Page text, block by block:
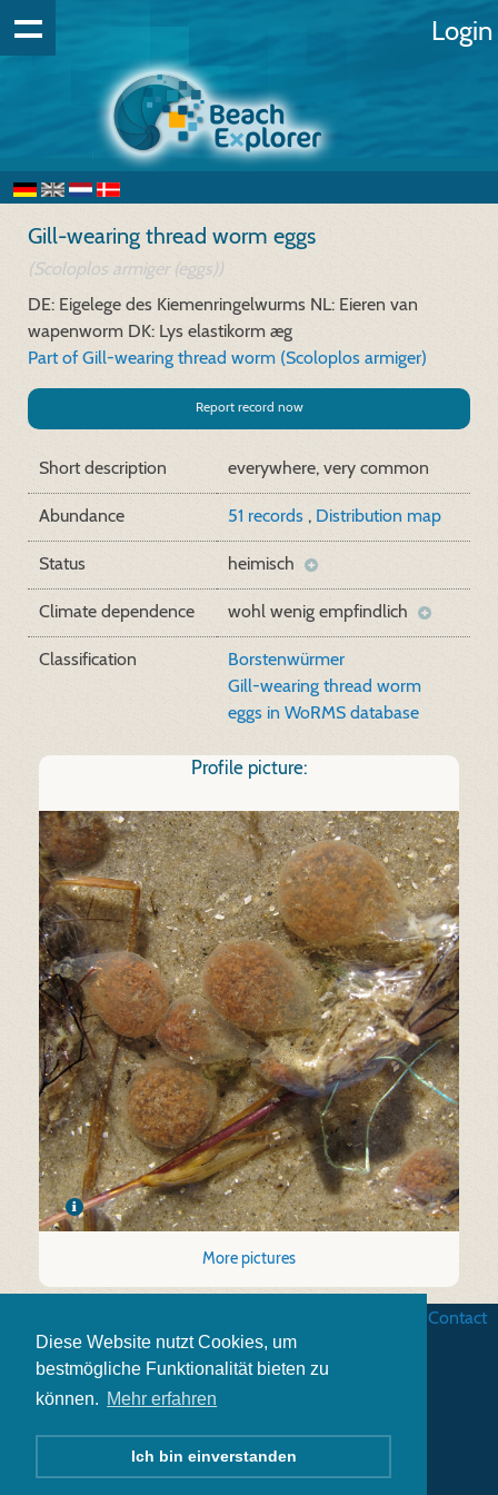
Diese Website nutzt Cookies, um
bestmögliche Funktionalität bieten zu
können. Mehr erfahren
Ich bin einverstanden
Login
Gill-wearing thread worm eggs
(Scoloplos armiger (eggs))
DE: Eigelege des Kiemenringelwurms NL: Eieren van
wapenworm DK: Lys elastikorm æg
Part of Gill-wearing thread worm (Scoloplos armiger)
Report record now
Short description everywhere, very common
Abundance 51 records , Distribution map
Status heimisch
Climate dependence wohl wenig empfindlich
Classification
Borstenwürmer
Gill-wearing thread worm
eggs in WoRMS database
Profile picture:
More pictures
Contact